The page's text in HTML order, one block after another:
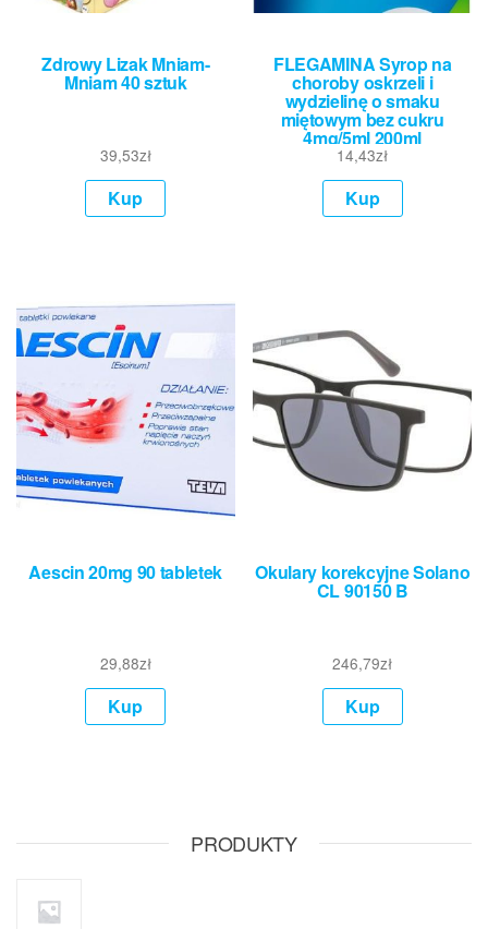
Zdrowy Lizak Mniam-
Mniam 40 sztuk
39,53zł
Kup
FLEGAMINA Syrop na
choroby oskrzeli i
wydzielinę o smaku
miętowym bez cukru
4mg/5ml 200ml
14,43zł
Kup
Aescin 20mg 90 tabletek
29,88zł
Kup
Okulary korekcyjne Solano
CL 90150 B
246,79zł
Kup
PRODUKTY